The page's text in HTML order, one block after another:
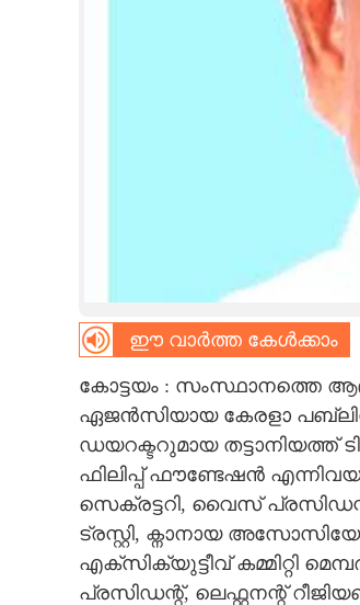
CARTOONS
LITERATURE
CONTACT US
ഈ വാർത്ത കേൾക്കാം
കോട്ടയം :
ഏജൻസിയായ കേരളാ
ഡയറക്ടറുമായ തട്ടാനിയത്ത്
ഫിലിപ്പ് ഫൗണ്ടേഷൻ
സെക്രട്ടറി,​ വൈസ്
ട്രസ്റ്റി,​ ക്നാനായ
എക്സിക്യുട്ടീവ് കമ്മിറ്റി
പ്രസിഡന്റ്,​ ലെഫ്റ്റനന്റ്